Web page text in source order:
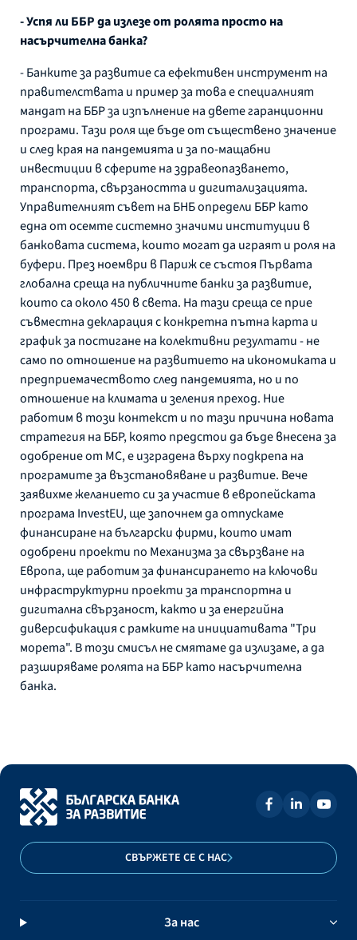
- Успя ли ББР да излезе от ролята просто на
насърчителна банка?
- Банките за развитие са ефективен инструмент на
правителствата и пример за това е специалният
мандат на ББР за изпълнение на двете гаранционни
програми. Тази роля ще бъде от съществено значение
и след края на пандемията и за по-мащабни
инвестиции в сферите на здравеопазването,
транспорта, свързаността и дигитализацията.
Управителният съвет на БНБ определи ББР като
една от осемте системно значими институции в
банковата система, които могат да играят и роля на
буфери. През ноември в Париж се състоя Първата
глобална среща на публичните банки за развитие,
които са около 450 в света. На тази среща се прие
съвместна декларация с конкретна пътна карта и
график за постигане на колективни резултати - не
само по отношение на развитието на икономиката и
предприемачеството след пандемията, но и по
отношение на климата и зеления преход. Ние
работим в този контекст и по тази причина новата
стратегия на ББР, която предстои да бъде внесена за
одобрение от МС, е изградена върху подкрепа на
програмите за възстановяване и развитие. Вече
заявихме желанието си за участие в европейската
програма InvestEU, ще започнем да отпускаме
финансиране на български фирми, които имат
одобрени проекти по Механизма за свързване на
Европа, ще работим за финансирането на ключови
инфраструктурни проекти за транспортна и
дигитална свързаност, както и за енергийна
диверсификация с рамките на инициативата "Три
морета". В този смисъл не смятаме да излизаме, а да
разширяваме ролята на ББР като насърчителна
банка.
СВЪРЖЕТЕ СЕ С НАС
За нас